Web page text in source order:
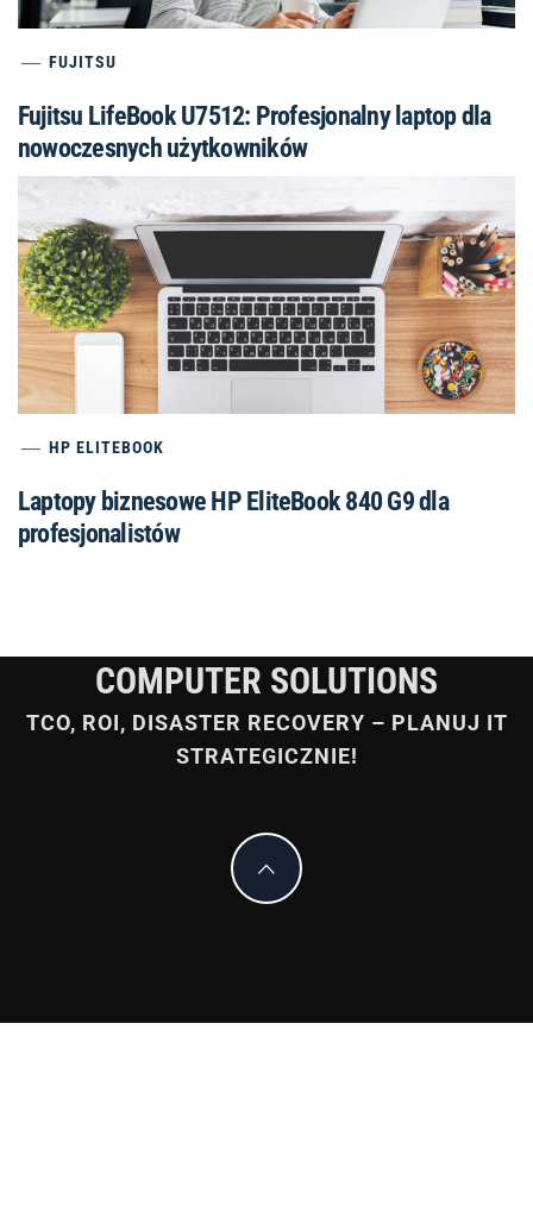
FUJITSU
Fujitsu LifeBook U7512: Profesjonalny laptop dla
nowoczesnych użytkowników
HP ELITEBOOK
Laptopy biznesowe HP EliteBook 840 G9 dla
profesjonalistów
COMPUTER SOLUTIONS
TCO, ROI, DISASTER RECOVERY – PLANUJ IT
STRATEGICZNIE!